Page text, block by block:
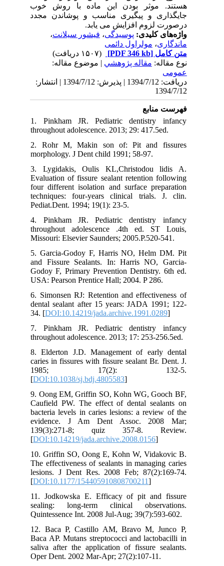
هستند. موثر بودن این ماده با روش خوب
جایگذاری و پیگیری مناسب و پوشاندن مجدد
درصورت لزوم افزایش می یابد.
واژه‌های کلیدی:پوسیدگی،فیشور سیلانت،
ماندگاری،مولراول دائمی
متن کامل[PDF 346 kb]
نوع مقاله:مقاله پژوهشي| موضوع مقاله:
عمومى
دریافت: 1394/7/12 | پذیرش: 1394/7/12 | انتشار:
1394/7/12
فهرست منابع
1. Pinkham JR. Pediatric dentistry infancy
throughout adolescence. 2013; 29: 417.5ed.
2. Rohr M, Makin son of: Pit and fissures
morphology. J Dent child 1991; 58-97.
3. Lygidakis, Oulis KL,Christodou lidis A.
Evaluation of fissure sealant retention following
four different isolation and surface preparation
techniques: four-years clinical trials. J. clin.
Pediat.Dent. 1994; 19(1): 23-5.
4. Pinkham JR. Pediatric dentistry infancy
throughout adolescence .4th ed. ST Louis,
Missouri: Elsevier Saunders; 2005.P.520-541.
5. Garcia-Godoy F, Harris NO, Helm DM. Pit
and Fissure Sealants. In: Harris NO, Garcia-
Godoy F, Primary Prevention Dentistry. 6th ed.
USA: Pearson Prentice Hall; 2004. P 286.
6. Simonsen RJ: Retention and effectiveness of
dental sealant after 15 years: JADA 1991; 122-
34. [DOI:10.14219/jada.archive.1991.0289
7. Pinkham JR. Pediatric dentistry infancy
throughout adolescence. 2013; 17: 253-256.5ed.
8. Elderton J.D. Management of early dental
caries in fissures with fissure sealant Br. Dent. J.
1985; 17(2): 132-5.
[DOI:10.1038/sj.bdj.4805583
9. Oong EM, Griffin SO, Kohn WG, Gooch BF,
Caufield PW. The effect of dental sealants on
bacteria levels in caries lesions: a review of the
evidence. J Am Dent Assoc. 2008 Mar;
139(3):271-8; quiz 357-8. Review.
[DOI:10.14219/jada.archive.2008.0156
10. Griffin SO, Oong E, Kohn W, Vidakovic B.
The effectiveness of sealants in managing caries
lesions. J Dent Res. 2008 Feb; 87(2):169-74.
[DOI:10.1177/154405910808700211
11. Jodkowska E. Efficacy of pit and fissure
sealing: long-term clinical observations.
Quintessence Int. 2008 Jul-Aug; 39(7):593-602.
12. Baca P, Castillo AM, Bravo M, Junco P,
Baca AP. Mutans streptococci and lactobacilli in
saliva after the application of fissure sealants.
Oper Dent. 2002 Mar-Apr; 27(2):107-11.